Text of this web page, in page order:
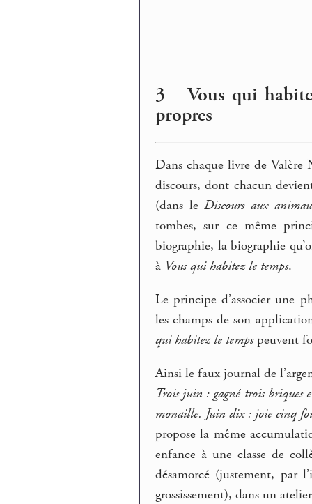
3 _ Vous qui
propres
Dans chaque livre de Valère
discours, dont chacun
(dans leDiscours aux
tombes, sur ce même
biographie, la biographie
à Vous qui habitez le temps.
Le principe d’associer une
les champs de son
qui habitez le tempspeuvent
Ainsi le faux journal de
Trois juin : gagné trois briques
monaille. Juin dix : joie cinq
propose la même
enfance à une classe de
désamorcé (justement, par
grossissement), dans un